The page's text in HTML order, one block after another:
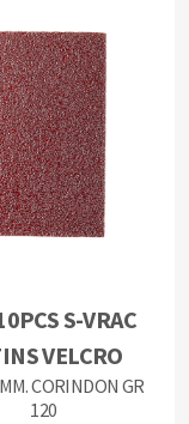
S-VRAC
VELCRO
CORINDON GR
120